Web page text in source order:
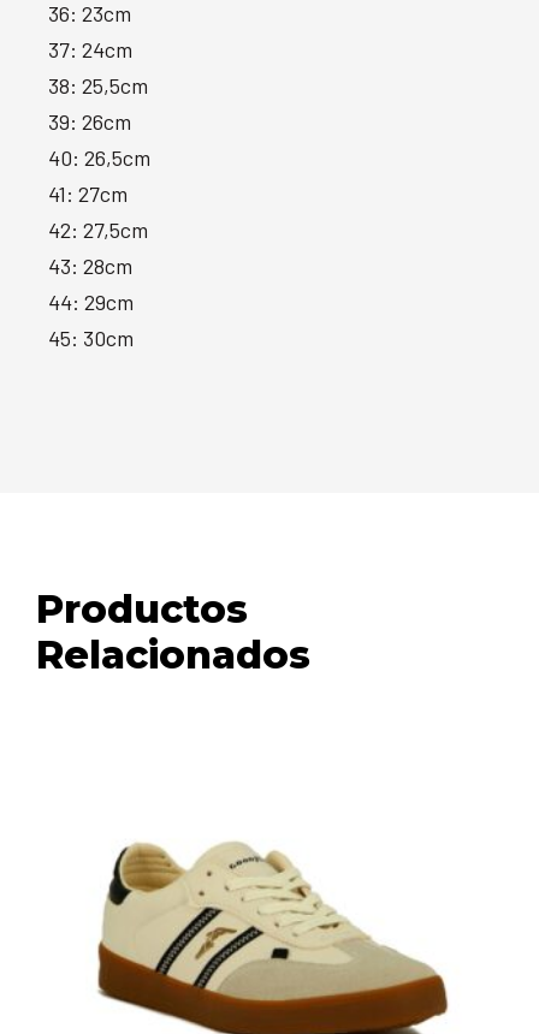
36: 23cm
37: 24cm
38: 25,5cm
39: 26cm
40: 26,5cm
41: 27cm
42: 27,5cm
43: 28cm
44: 29cm
45: 30cm
Productos
Relacionados